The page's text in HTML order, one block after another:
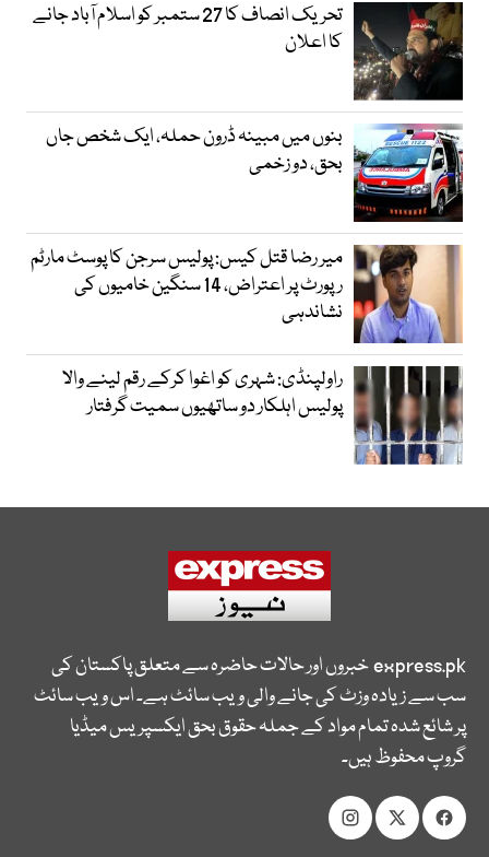
تحریک انصاف کا 27 ستمبر کو اسلام آباد جانے
کا اعلان
بنوں میں مبینہ ڈرون حملہ، ایک شخص جاں
بحق، دو زخمی
میر رضا قتل کیس: پولیس سرجن کا پوسٹ مارٹم
رپورٹ پر اعتراض، 14 سنگین خامیوں کی
نشاندہی
راولپنڈی: شہری کو اغوا کرکے رقم لینے والا
پولیس اہلکار دو ساتھیوں سمیت گرفتار
express.pkخبروں اور حالات حاضرہ سے متعلق پاکستان کی
سب سے زیادہ وزٹ کی جانے والی ویب سائٹ ہے۔ اس ویب سائٹ
پر شائع شدہ تمام مواد کے جملہ حقوق بحق ایکسپریس میڈیا
گروپ محفوظ ہیں۔